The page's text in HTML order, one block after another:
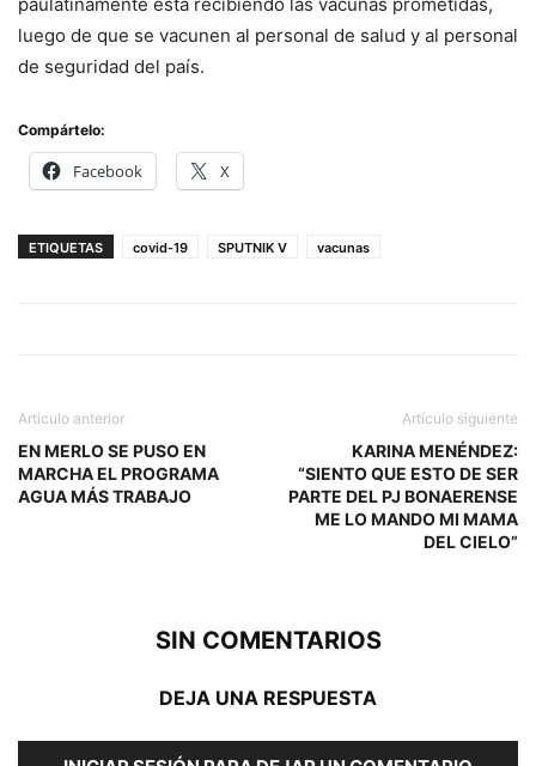
luego de que se vacunen al personal de salud y al personal
de seguridad del país.
Compártelo:
Facebook X
ETIQUETAS covid-19 SPUTNIK V vacunas
Artículo anterior
EN MERLO SE PUSO EN
MARCHA EL PROGRAMA
AGUA MÁS TRABAJO
Artículo siguiente
KARINA MENÉNDEZ:
“SIENTO QUE ESTO DE SER
PARTE DEL PJ BONAERENSE
ME LO MANDO MI MAMA
DEL CIELO”
SIN COMENTARIOS
DEJA UNA RESPUESTA